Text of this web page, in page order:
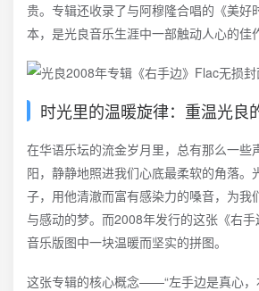
贵。专辑还收录了与阿穆隆合唱的《美好
本，是光良音乐生涯中一部触动人心的佳
时光里的温暖旋律：重温光良
在华语乐坛的流金岁月里，总有那么一些
阳，静静地照进我们心底最柔软的角落。
子，用他清澈而富有感染力的嗓音，为我
与感动的梦。而2008年发行的这张《右
音乐版图中一块温暖而坚实的拼图。
这张专辑的核心概念——“左手边是真心，